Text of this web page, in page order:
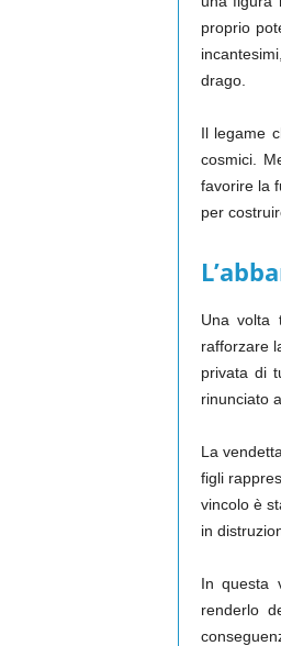
proprio
drago.
Il legame
cosmici.
favorire la
per
Una volta
rafforzare
privata di
rinunciato
La
figli
vincolo è
in
In questa
renderlo